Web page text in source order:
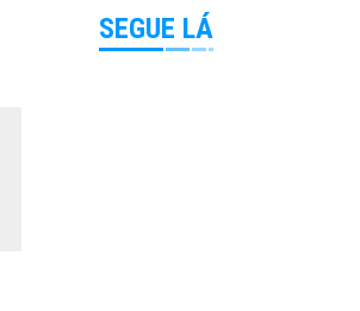
SEGUE LÁ